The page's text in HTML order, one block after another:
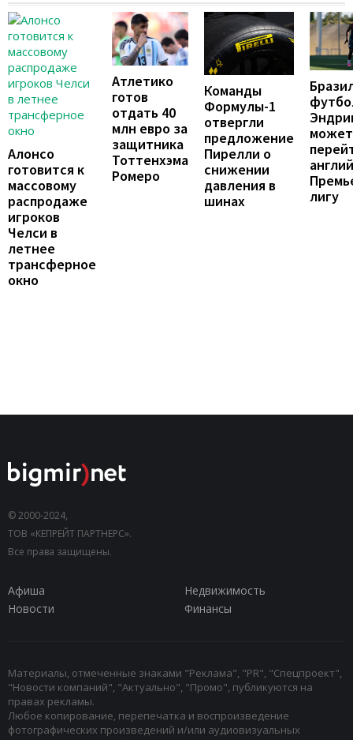
Алонсо
готовится к
массовому
распродаже
игроков
Челси в
летнее
трансферное
окно
Атлетико
готов
отдать 40
млн евро за
защитника
Тоттенхэма
Ромеро
Команды
Формулы-1
отвергли
предложение
Пирелли о
снижении
давления в
шинах
может
лигу
© 2000-2024,
ТОВ «КЕПРЕЙТ ПАРТНЕРС».
Все права защищены.
Афиша
Недвижимость
Новости
Финансы
Материалы, отмеченные знаками "Реклама", "PR", "Спецпроект",
"Новости компаний", "Актуально", "Промо", публикуются на
правах рекламы.
Любое копирование, перепечатка и воспроизведение
фотографических произведений и/или аудиовизуальных